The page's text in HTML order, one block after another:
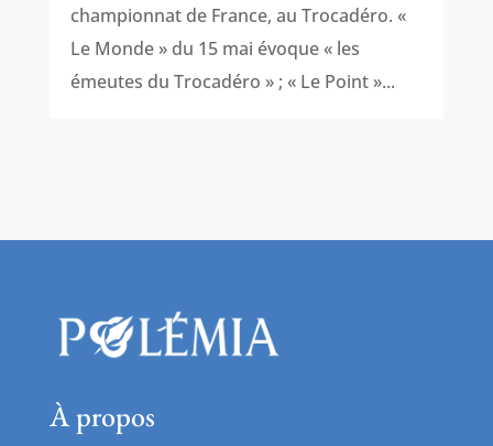
championnat de France, au Trocadéro. «
Le Monde » du 15 mai évoque « les
émeutes du Trocadéro » ; « Le Point »...
À propos